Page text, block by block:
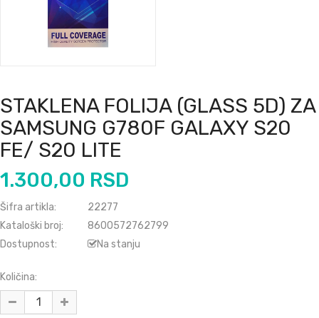
STAKLENA FOLIJA (GLASS 5D) ZA
SAMSUNG G780F GALAXY S20
FE/ S20 LITE
1.300,00 RSD
Šifra artikla:
22277
Kataloški broj:
8600572762799
Dostupnost:
Na stanju
Količina: